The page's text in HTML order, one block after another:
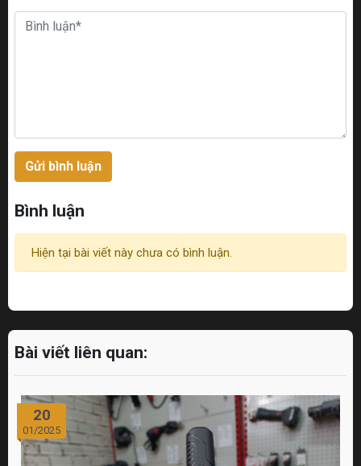
Gửi bình luận
Bình luận
Hiện tại bài viết này chưa có bình luận.
Bài viết liên quan:
20
01/2025